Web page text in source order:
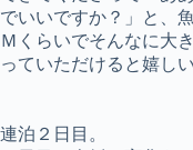
でいいですか？」と、
Ｍくらいでそんなに大
っていただけると嬉し
連泊２日目。